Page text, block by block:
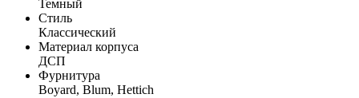
Темный
Стиль
Классический
Материал корпуса
ДСП
Фурнитура
Boyard, Blum, Hettich